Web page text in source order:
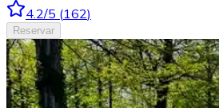
4.2/5 (162)
Reservar